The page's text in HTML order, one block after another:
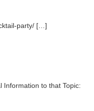
party/ […]
to that Topic: